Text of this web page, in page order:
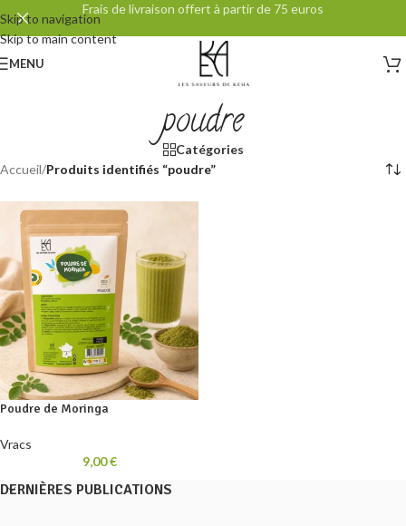
Skip to navigation
Skip to main content
Frais de livraison offert à partir de 75 euros
MENU
poudre
Catégories
Accueil/Produits identifiés “poudre”
Poudre de Moringa
Vracs
9,00€
DERNIÈRES PUBLICATIONS